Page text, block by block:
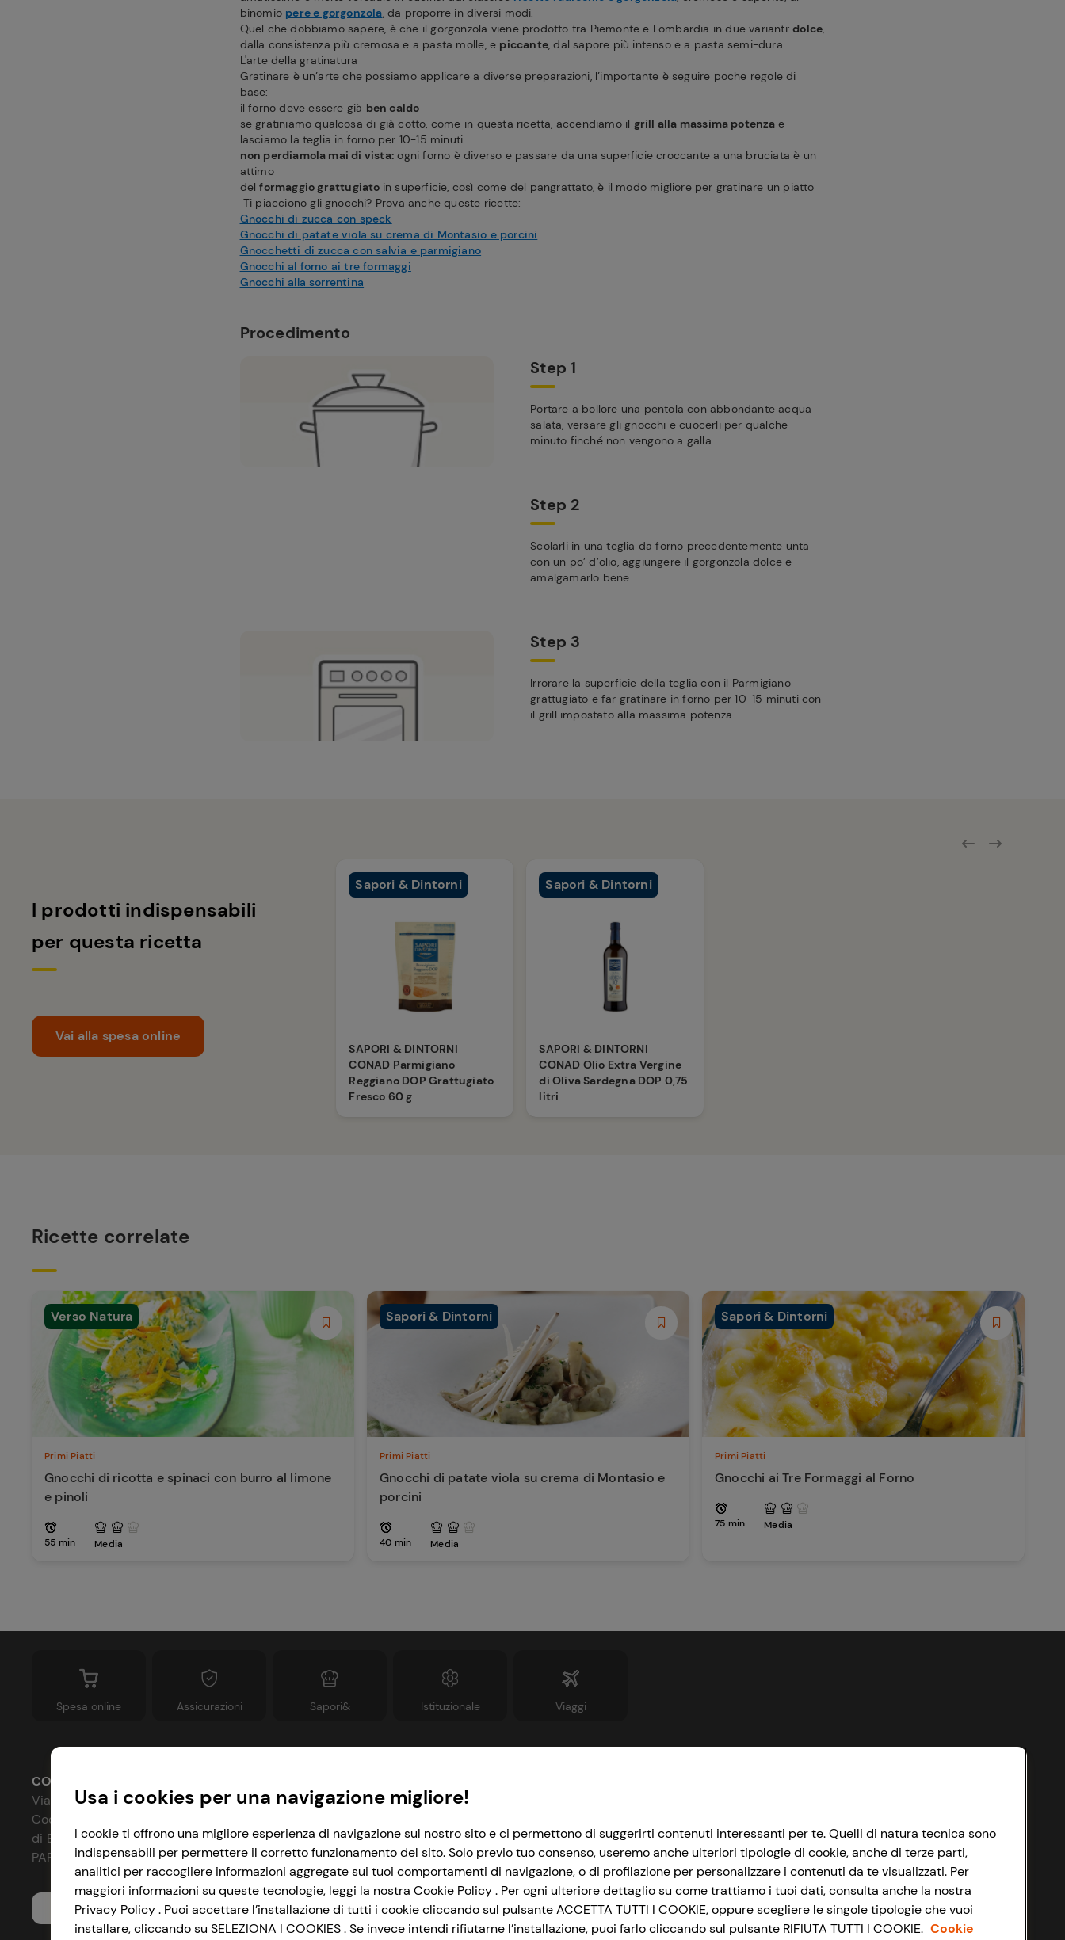
binomio pere e gorgonzola, da proporre in diversi modi.
Quel che dobbiamo sapere, è che il gorgonzola viene prodotto tra Piemonte e Lombardia in due varianti: dolce,
dalla consistenza più cremosa e a pasta molle, e piccante, dal sapore più intenso e a pasta semi-dura.
L'arte della gratinatura
Gratinare è un’arte che possiamo applicare a diverse preparazioni, l’importante è seguire poche regole di
base:
il forno deve essere già ben caldo
se gratiniamo qualcosa di già cotto, come in questa ricetta, accendiamo il grill alla massima potenza e
lasciamo la teglia in forno per 10-15 minuti
non perdiamola mai di vista: ogni forno è diverso e passare da una superficie croccante a una bruciata è un
attimo
delformaggio grattugiato in superficie, così come del pangrattato, è il modo migliore per gratinare un piatto
Ti piacciono gli gnocchi? Prova anche queste ricette:
Gnocchi di zucca con speck
Gnocchi di patate viola su crema di Montasio e porcini
Gnocchetti di zucca con salvia e parmigiano
Gnocchi al forno ai tre formaggi
Gnocchi alla sorrentina
Procedimento
Step 1
Portare a bollore una pentola con abbondante acqua
salata, versare gli gnocchi e cuocerli per qualche
minuto finché non vengono a galla.
Step 2
Scolarli in una teglia da forno precedentemente unta
con un po’ d’olio, aggiungere il gorgonzola dolce e
amalgamarlo bene.
Step 3
Irrorare la superficie della teglia con il Parmigiano
grattugiato e far gratinare in forno per 10-15 minuti con
il grill impostato alla massima potenza.
I prodotti indispensabili
per questa ricetta
Vai alla spesa online
Sapori & Dintorni
SAPORI & DINTORNI
CONAD Parmigiano
Reggiano DOP Grattugiato
Fresco 60 g
Sapori & Dintorni
SAPORI & DINTORNI
CONAD Olio Extra Vergine
di Oliva Sardegna DOP 0,75
litri
Ricette correlate
Verso Natura
Primi Piatti
Gnocchi di ricotta e spinaci con burro al limone
e pinoli
55 min Media
Sapori & Dintorni
Primi Piatti
Gnocchi di patate viola su crema di Montasio e
porcini
40 min Media
Sapori & Dintorni
Primi Piatti
Gnocchi ai Tre Formaggi al Forno
75 min Media
Spesa online Assicurazioni Sapori& Istituzionale Viaggi
Cookie Policy
Impostazioni Cookie
Accessibilità
Le cooperative
News & Approfondimenti
Richiami prodotto
CONAD SOCIETÀ COOPERATIVA
Via Michelino, 59 | 40127 BOLOGNA
Codice Fiscale e Registro Imprese
di Bologna 00865960157
PARTITA IVA 03320960374
Servizio clienti
Usa i cookies per una navigazione migliore!
I cookie ti offrono una migliore esperienza di navigazione sul nostro sito e ci permettono di suggerirti contenuti interessanti per te. Quelli di natura tecnica sono
indispensabili per permettere il corretto funzionamento del sito. Solo previo tuo consenso, useremo anche ulteriori tipologie di cookie, anche di terze parti,
analitici per raccogliere informazioni aggregate sui tuoi comportamenti di navigazione, o di profilazione per personalizzare i contenuti da te visualizzati. Per
maggiori informazioni su queste tecnologie, leggi la nostra Cookie Policy . Per ogni ulteriore dettaglio su come trattiamo i tuoi dati, consulta anche la nostra
Privacy Policy . Puoi accettare l’installazione di tutti i cookie cliccando sul pulsante ACCETTA TUTTI I COOKIE, oppure scegliere le singole tipologie che vuoi
installare, cliccando su SELEZIONA I COOKIES . Se invece intendi rifiutarne l’installazione, puoi farlo cliccando sul pulsante RIFIUTA TUTTI I COOKIE. Cookie